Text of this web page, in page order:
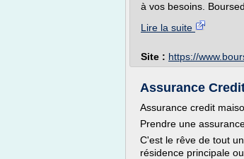
à vos besoins.
Lire la suite
Site : https://
Assurance
Assurance credit
Prendre une
C'est le rêve de tout
résidence principale